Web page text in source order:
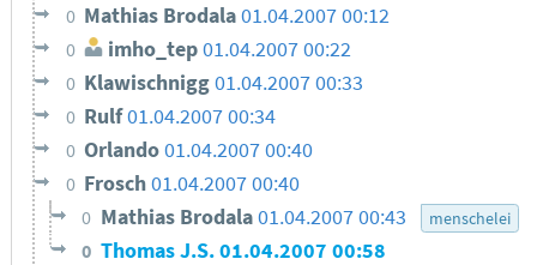
0 Mathias Brodala01.04.2007 00:12
0 imho_tep01.04.2007 00:22
0 Klawischnigg01.04.2007 00:33
0 Rulf01.04.2007 00:34
0 Orlando01.04.2007 00:40
0 Frosch01.04.2007 00:40
0 Mathias Brodala01.04.2007 00:43 menschelei
0 Thomas J.S.01.04.2007 00:58